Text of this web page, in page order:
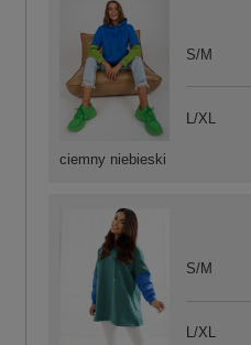
S/M
L/XL
ciemny niebieski
S/M
L/XL